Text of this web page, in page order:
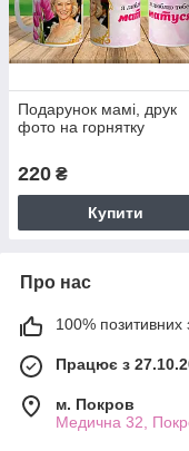
Подарунок мамі, друк
фото на горнятку
220 ₴
Купити
Про нас
100% позитивних
Працює з
м. Покров
Медична 32,